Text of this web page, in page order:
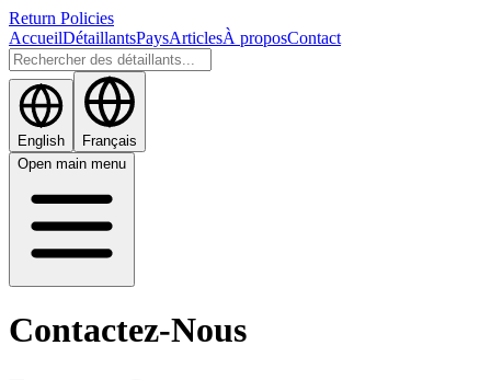
Return Policies
AccueilDétaillantsPaysArticlesÀ proposContact
English
Français
Open main menu
Contactez-Nous